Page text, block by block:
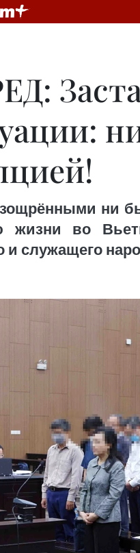
ни
жизни во
и служащего